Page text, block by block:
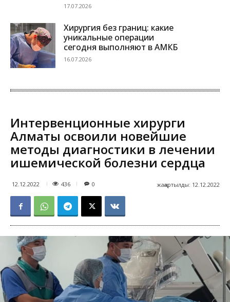
17.07.2026
Хирургия без границ: какие
уникальные операции
сегодня выполняют в АМКБ
16.07.2026